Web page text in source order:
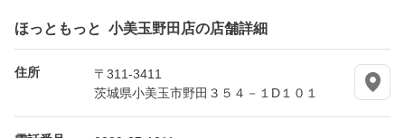
ほっともっと 小美玉野田店の店舗詳細
住所
〒311-3411
茨城県小美玉市野田３５４－１D１０１